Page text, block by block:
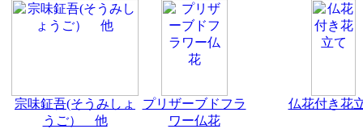
宗味鉦吾(そうみしょ
うご） 他
プリザーブドフラ
ワー仏花
仏花付き花